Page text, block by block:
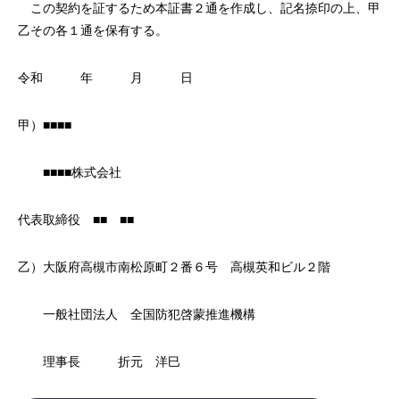
この契約を証するため本証書２通を作成し、記名捺印の上、甲
乙その各１通を保有する。
令和 年 月 日
甲）■■■■
■■■■株式会社
代表取締役 ■■ ■■
乙）大阪府高槻市南松原町２番６号 高槻英和ビル２階
一般社団法人 全国防犯啓蒙推進機構
理事長 折元 洋巳